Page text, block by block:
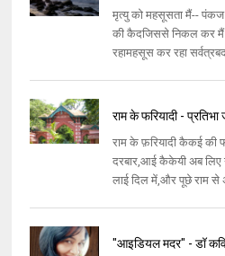
मृत्यु को महसूसता मैं-- पंकज
की कैदजिससे निकल कर मैं
रहामहसूस कर रहा
राम के फरियादी - प्रतिभा
राम के फ़रियादी कैकई की
दरबार,आई कैकेयी अब
लाई दिल में,और पूछे राम से
"आइडियल मदर" - डॉ